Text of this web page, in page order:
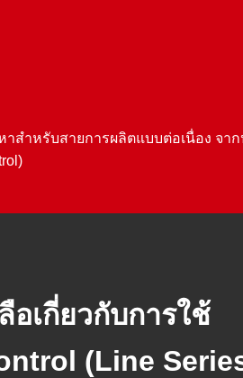
สำหรับสายการผลิตแบบต่อเนื่อง จ
อเกี่ยวกับการใช้
(Line